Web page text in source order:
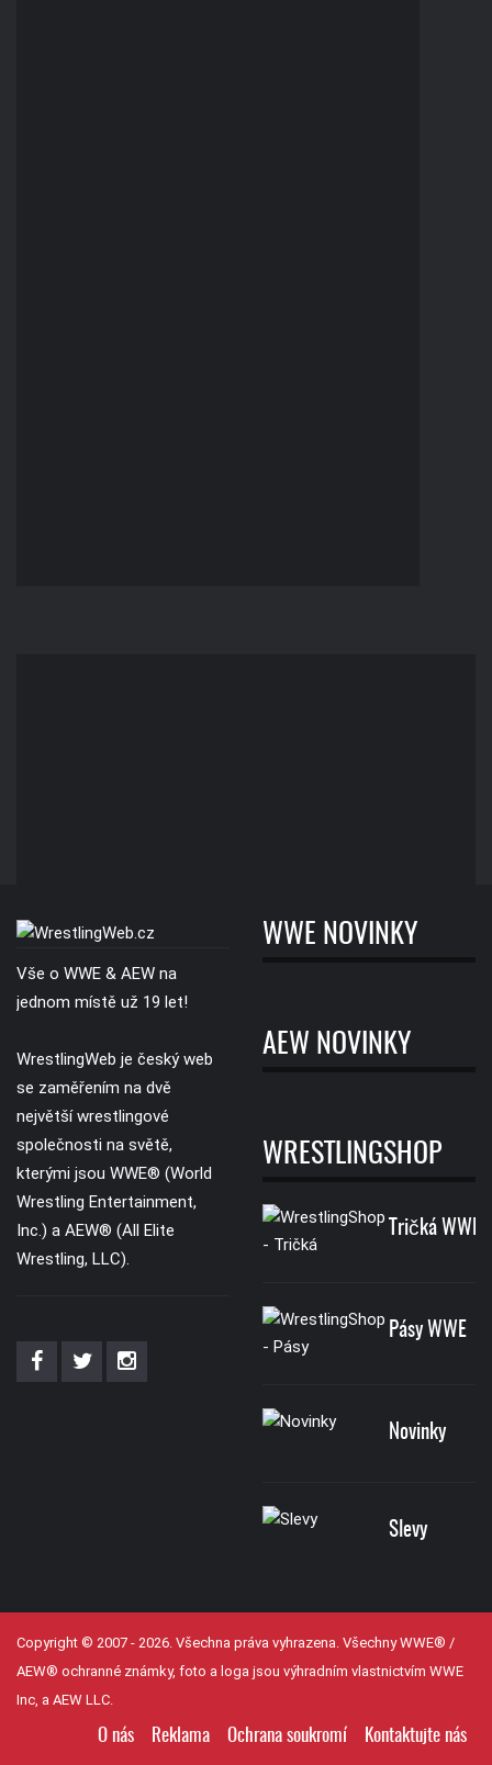
Vše o WWE & AEW na
jednom místě už 19 let!
WrestlingWeb je český web
se zaměřením na dvě
největší wrestlingové
společnosti na světě,
kterými jsou WWE® (World
Wrestling Entertainment,
Inc.) a AEW® (All Elite
Wrestling, LLC).
WWE NOVINKY
AEW NOVINKY
WRESTLINGSHOP
Tričká WWE
Pásy WWE
Novinky
Slevy
Copyright © 2007 - 2026. Všechna práva vyhrazena. Všechny WWE® /
AEW® ochranné známky, foto a loga jsou výhradním vlastnictvím WWE
Inc, a AEW LLC.
O nás Reklama Ochrana soukromí Kontaktujte nás